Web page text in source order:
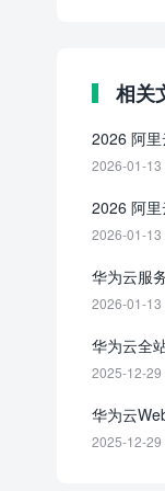
相关
2026 阿
2026-01-13
2026 阿
2026-01-13
华为云服
2026-01-13
华为云全
2025-12-29
华为云
2025-12-29